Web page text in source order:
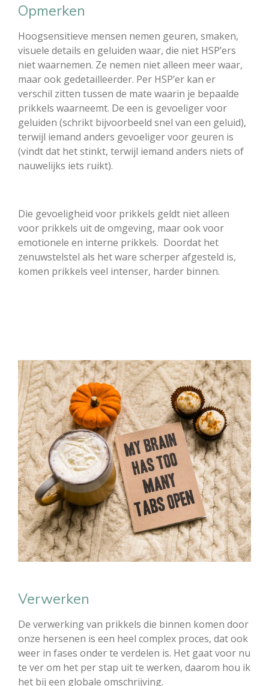
Opmerken
Hoogsensitieve mensen nemen geuren, smaken,
visuele details en geluiden waar, die niet HSP’ers
niet waarnemen. Ze nemen niet alleen meer waar,
maar ook gedetailleerder. Per HSP’er kan er
verschil zitten tussen de mate waarin je bepaalde
prikkels waarneemt. De een is gevoeliger voor
geluiden (schrikt bijvoorbeeld snel van een geluid),
terwijl iemand anders gevoeliger voor geuren is
(vindt dat het stinkt, terwijl iemand anders niets of
nauwelijks iets ruikt).
Die gevoeligheid voor prikkels geldt niet alleen
voor prikkels uit de omgeving, maar ook voor
emotionele en interne prikkels. Doordat het
zenuwstelstel als het ware scherper afgesteld is,
komen prikkels veel intenser, harder binnen.
Verwerken
De verwerking van prikkels die binnen komen door
onze hersenen is een heel complex proces, dat ook
weer in fases onder te verdelen is. Het gaat voor nu
te ver om het per stap uit te werken, daarom hou ik
het bij een globale omschrijving.